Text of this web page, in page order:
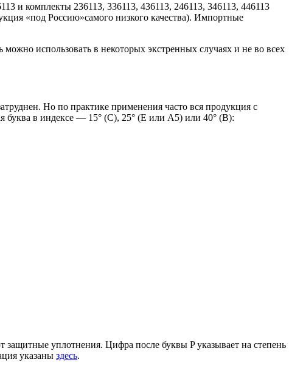
и комплекты 236113, 336113, 436113, 246113, 346113, 446113
«под Россию»самого низкого качества). Импортные
можно использовать в некоторых экстренных случаях и не во всех
Но по практике применения часто вся продукция с
буква в индексе — 15° (С), 25° (Е или А5) или 40° (B):
уплотнения. Цифра после буквы P указывает на степень
указаны здесь.